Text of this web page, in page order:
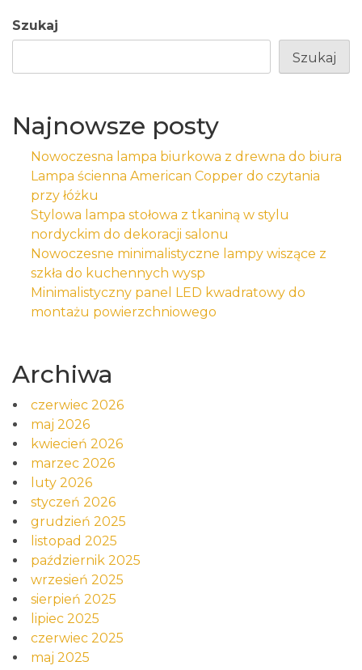
Szukaj
Szukaj
Najnowsze posty
Nowoczesna lampa biurkowa z drewna do biura
Lampa ścienna American Copper do czytania
przy łóżku
Stylowa lampa stołowa z tkaniną w stylu
nordyckim do dekoracji salonu
Nowoczesne minimalistyczne lampy wiszące z
szkła do kuchennych wysp
Minimalistyczny panel LED kwadratowy do
montażu powierzchniowego
Archiwa
czerwiec 2026
maj 2026
kwiecień 2026
marzec 2026
luty 2026
styczeń 2026
grudzień 2025
listopad 2025
październik 2025
wrzesień 2025
sierpień 2025
lipiec 2025
czerwiec 2025
maj 2025